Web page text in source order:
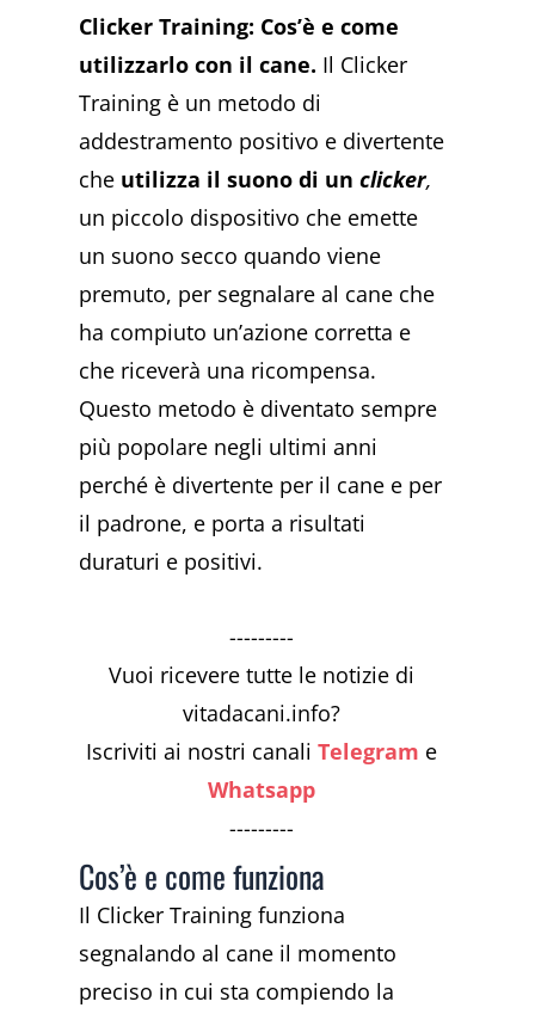
Clicker Training: Cos’è e come
utilizzarlo con il cane. Il Clicker
Training è un metodo di
addestramento positivo e divertente
che utilizza il suono di unclicker,
un piccolo dispositivo che emette
un suono secco quando viene
premuto, per segnalare al cane che
ha compiuto un’azione corretta e
che riceverà una ricompensa.
Questo metodo è diventato sempre
più popolare negli ultimi anni
perché è divertente per il cane e per
il padrone, e porta a risultati
duraturi e positivi.
---------
Vuoi ricevere tutte le notizie di
vitadacani.info?
Iscriviti ai nostri canaliTelegram e
Whatsapp
---------
Cos’è e come funziona
Il Clicker Training funziona
segnalando al cane il momento
preciso in cui sta compiendo la